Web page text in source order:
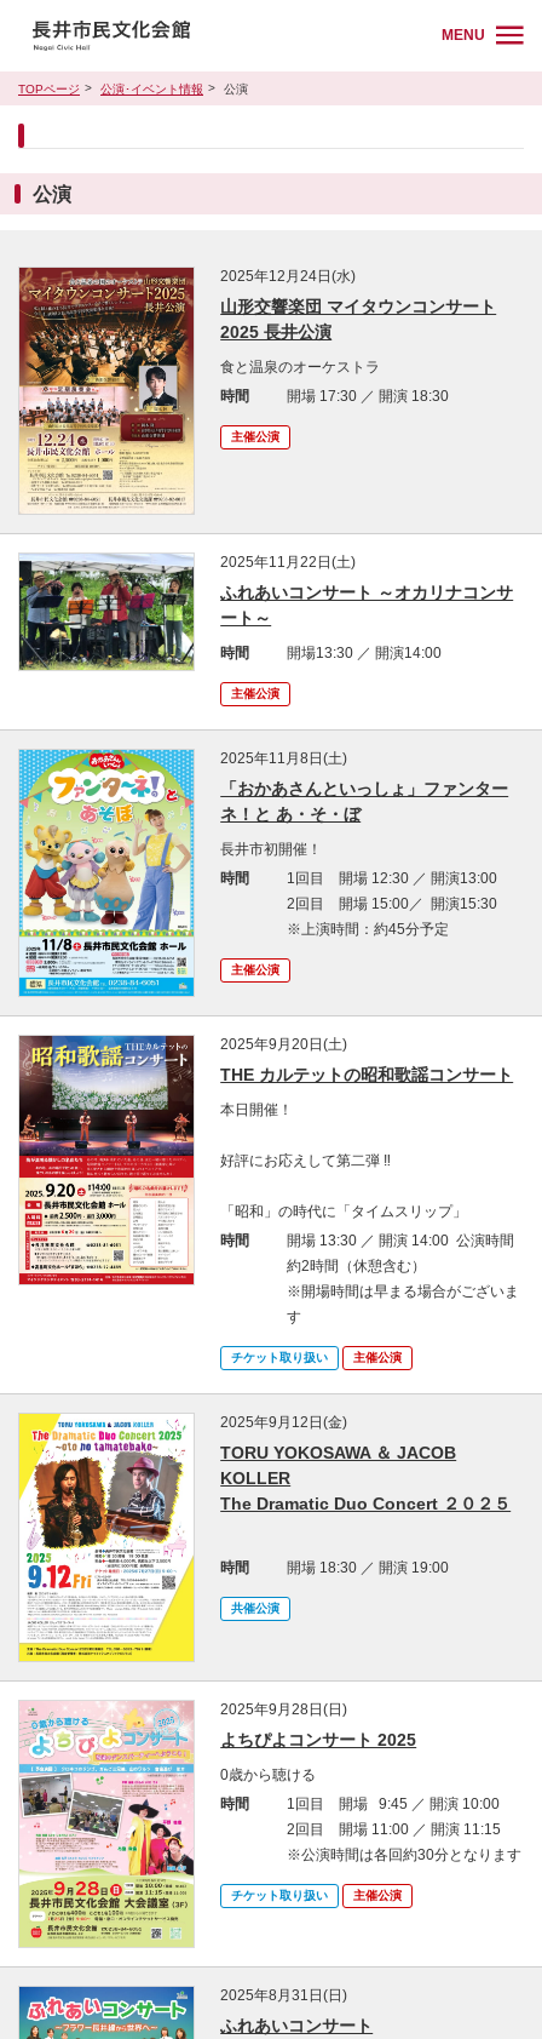
MENU
TOPページ 公演･イベント情報 公演
公演
2025年12月24日(水)
山形交響楽団 マイタウンコンサート
2025 長井公演
食と温泉のオーケストラ
時間
開場 17:30 ／ 開演 18:30
主催公演
2025年11月22日(土)
ふれあいコンサート ～オカリナコンサ
ート～
時間 開場13:30 ／ 開演14:00
主催公演
2025年11月8日(土)
「おかあさんといっしょ」ファンター
ネ！と あ・そ・ぼ
長井市初開催！
時間
1回目 開場 12:30 ／ 開演13:00
2回目 開場 15:00／ 開演15:30
※上演時間：約45分予定
主催公演
2025年9月20日(土)
THE カルテットの昭和歌謡コンサート
本日開催！
好評にお応えして第二弾 ‼
「昭和」の時代に「タイムスリップ」
時間
開場 13:30 ／ 開演 14:00 公演時間
約2時間（休憩含む）
※開場時間は早まる場合がございま
す
チケット取り扱い 主催公演
2025年9月12日(金)
TORU YOKOSAWA ＆ JACOB
KOLLER
The Dramatic Duo Concert ２０２５
時間 開場 18:30 ／ 開演 19:00
共催公演
2025年9月28日(日)
よちぴよコンサート 2025
0歳から聴ける
時間
1回目 開場 9:45 ／ 開演 10:00
2回目 開場 11:00 ／ 開演 11:15
※公演時間は各回約30分となります
チケット取り扱い 主催公演
2025年8月31日(日)
ふれあいコンサート